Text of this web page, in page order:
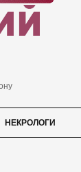
НЕКРОЛОГИ